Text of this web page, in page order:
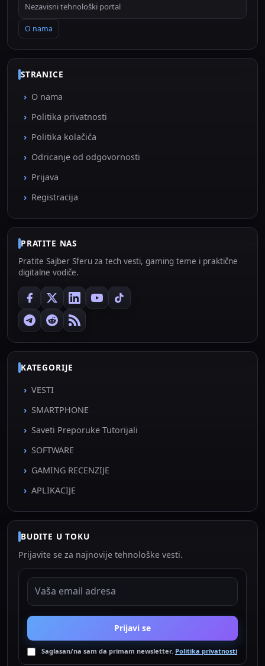
Nezavisni tehnološki portal
O nama
STRANICE
O nama
Politika privatnosti
Politika kolačića
Odricanje od odgovornosti
Prijava
Registracija
PRATITE NAS
Pratite Sajber Sferu za tech vesti, gaming teme i praktične
digitalne vodiče.
KATEGORIJE
VESTI
SMARTPHONE
Saveti Preporuke Tutorijali
SOFTWARE
GAMING RECENZIJE
APLIKACIJE
BUDITE U TOKU
Prijavite se za najnovije tehnološke vesti.
EMAIL ADRESA
Prijavi se
Saglasan/na sam da primam newsletter. Politika privatnosti